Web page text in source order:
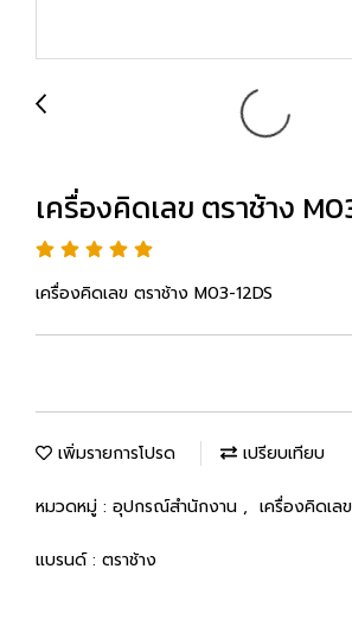
เครื่องคิดเลข ตราช้าง
เครื่องคิดเลข ตราช้าง M03-12DS
เพิ่มรายการโปรด เปรียบเทียบ
หมวดหมู่ : อุปกรณ์สำนักงาน , เครื่องคิดเลข
แบรนด์ : ตราช้าง